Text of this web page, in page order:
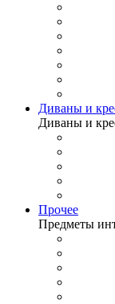
Диваны и
Диваны и
Прочее
Предметы